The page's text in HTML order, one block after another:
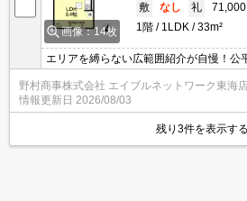
画像：14枚
敷
なし 礼
71,000
1階
1LDK 33m²
エリアを縛らない広範囲紹介が自慢！公
ご提案します。現地集合・オンライン対
野村商事株式会社 エイブルネットワーク東海
情報更新日 2026/08/03
残り3件を表示する